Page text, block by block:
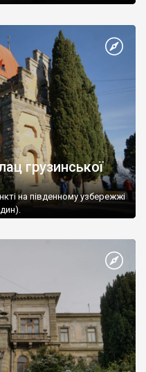
грузинської
на південному узбережжі